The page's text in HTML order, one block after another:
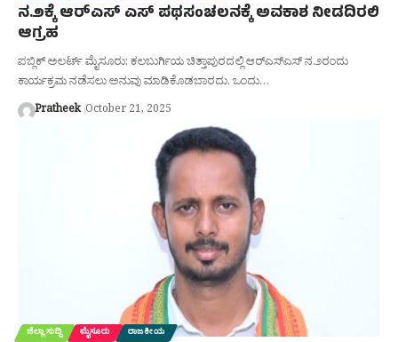
ನ.೨ಕ್ಕೆ ಆರ್‌ಎಸ್‌ ಎಸ್‌ ಪಥಸಂಚಲನಕ್ಕೆ ಅವಕಾಶ ನೀಡದಿರಲಿ
ಆಗ್ರಹ
ಪಬ್ಲಿಕ್ ಅಲರ್ಟ್ ಮೈಸೂರು: ಕಲಬುರ್ಗಿಯ ಚಿತ್ತಾಪುರದಲ್ಲಿ ಆರ್‌ಎಸ್‌ಎಸ್ ನ.೨ರಂದು
ಕಾರ್ಯಕ್ರಮ ನಡೆಸಲು ಅನುವು ಮಾಡಿಕೊಡಬಾರದು. ಒಂದು…
Pratheek October 21, 2025
ಜಿಲ್ಲಾ ಸುದ್ದಿ ಮೈಸೂರು ರಾಜಕೀಯ